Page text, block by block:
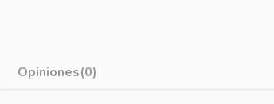
Opiniones(0)